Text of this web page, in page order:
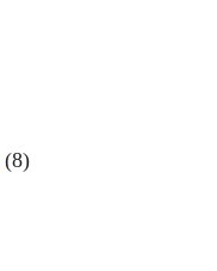
(8)